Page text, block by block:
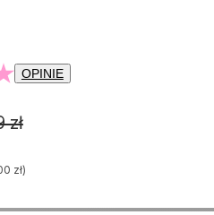
OPINIE
zł
zł)